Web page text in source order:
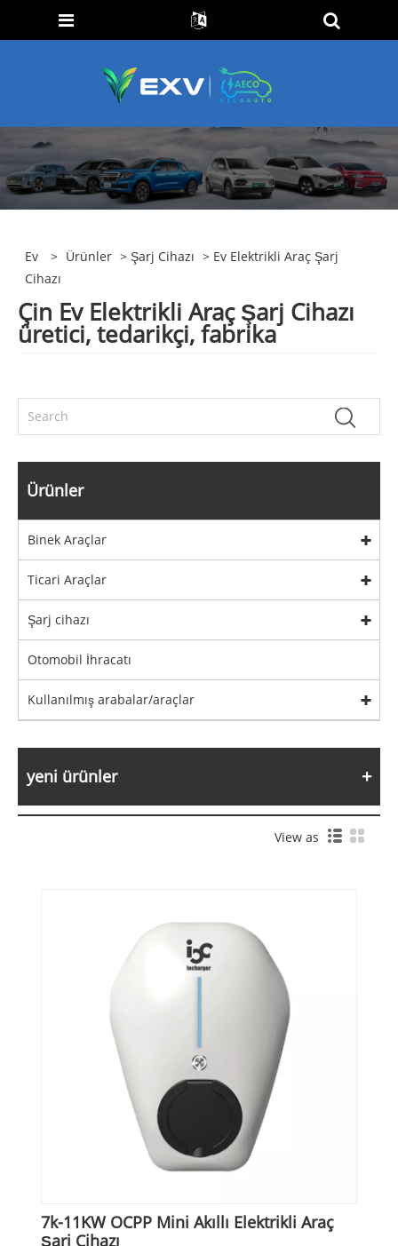
Ev > Ürünler >Şarj Cihazı > Ev Elektrikli Araç Şarj
Cihazı
Çin Ev Elektrikli Araç Şarj Cihazı
üretici, tedarikçi, fabrika
Ürünler
Binek Araçlar
Ticari Araçlar
Şarj cihazı
Otomobil İhracatı
Kullanılmış arabalar/araçlar
yeni ürünler
View as
7k-11KW OCPP Mini Akıllı Elektrikli Araç
Şarj Cihazı